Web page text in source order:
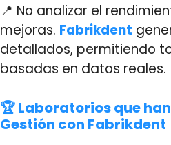
📍 No analizar el
mejoras. Fabrikdent
detallados, permitiendo
basadas en datos reales.
🏆 Laboratorios que
Gestión con Fabrikdent